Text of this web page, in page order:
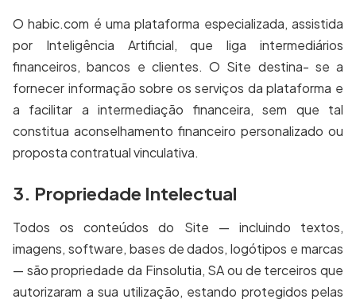
O habic.com é uma plataforma especializada, assistida
por Inteligência Artificial, que liga intermediários
financeiros, bancos e clientes. O Site destina- se a
fornecer informação sobre os serviços da plataforma e
a facilitar a intermediação financeira, sem que tal
constitua aconselhamento financeiro personalizado ou
proposta contratual vinculativa.
3. Propriedade Intelectual
Todos os conteúdos do Site — incluindo textos,
imagens, software, bases de dados, logótipos e marcas
— são propriedade da Finsolutia, SA ou de terceiros que
autorizaram a sua utilização, estando protegidos pelas